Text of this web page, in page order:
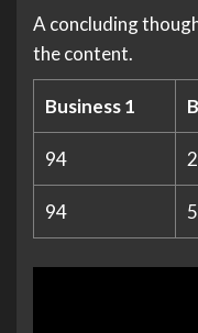
A concluding
the content.
Business 1
94
94